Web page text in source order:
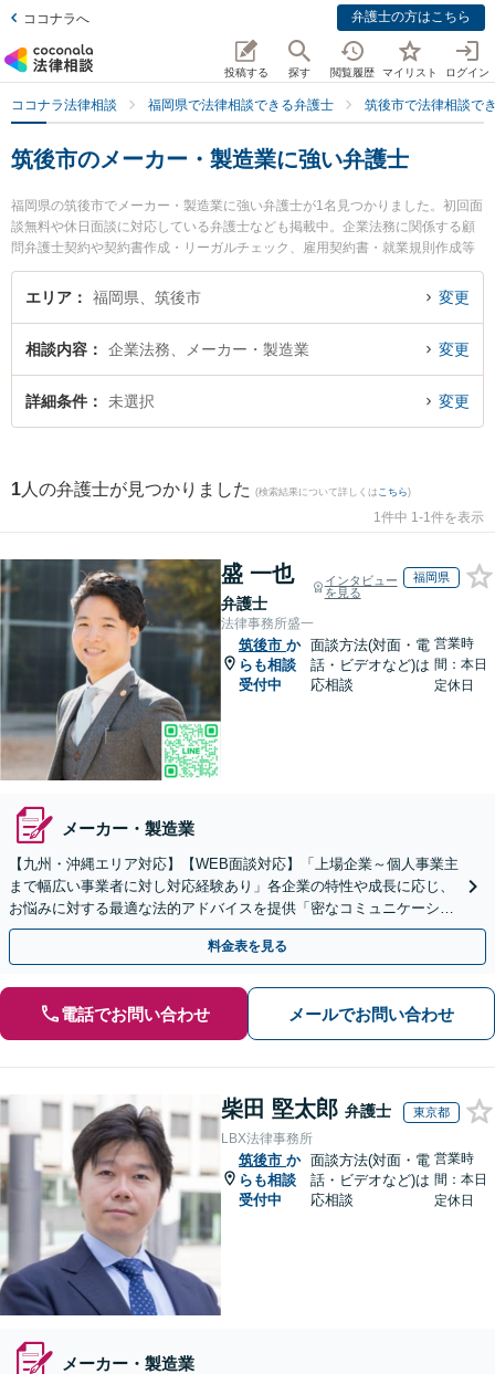
ココナラへ 弁護士の方はこちら
投稿する 探す 閲覧履歴 マイリスト ログイン
ココナラ法律相談 福岡県で法律相談できる弁護士 筑後市で法律相談で
筑後市のメーカー・製造業に強い弁護士
福岡県の筑後市でメーカー・製造業に強い弁護士が1名見つかりました。初回面
談無料や休日面談に対応している弁護士なども掲載中。企業法務に関係する顧
問弁護士契約や契約書作成・リーガルチェック、雇用契約書・就業規則作成等
の細かな分野での絞り込み検索もでき便利です。特に篠原法律事務所の篠原 一
明弁護士のプロフィール情報や弁護士費用、強みなどが注目されています。
士を検索したい』『初回相談無料でメーカー・製造業を法律相談できる筑後市
内の弁護士に相談予約したい』などでお困りの相談者さんにおすすめです。
エリア 福岡県、筑後市 変更
相談内容 企業法務、メーカー・製造業 変更
詳細条件 未選択 変更
1 人の弁護士が見つかりました (検索結果について詳しくは こちら)
1件中 1-1件を表示
盛 一也
弁護士
インタビュー
を見る
福岡県
法律事務所盛一
筑後市 か
らも相談
受付中
面談方法(対面・電
話・ビデオなど)は
応相談
営業時
間：本日
定休日
メーカー・製造業
【九州・沖縄エリア対応】【WEB面談対応】「上場企業～個人事業主
まで幅広い事業者に対し対応経験あり」各企業の特性や成長に応じ、
お悩みに対する最適な法的アドバイスを提供「密なコミュニケーショ
ンを通じ、適切な解決策をご提案」【休日・夜間相談可】
料金表を見る
電話でお問い合わせ メールでお問い合わせ
柴田 堅太郎 弁護士 東京都
LBX法律事務所
筑後市 か
らも相談
受付中
面談方法(対面・電
話・ビデオなど)は
応相談
営業時
間：本日
定休日
メーカー・製造業